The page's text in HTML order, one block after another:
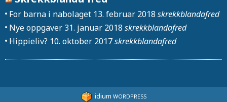
For barna i nabolaget 13. februar 2018 skrekkblandafred
Nye oppgaver 31. januar 2018 skrekkblandafred
Hippieliv? 10. oktober 2017skrekkblandafred
idium WORDPRESS